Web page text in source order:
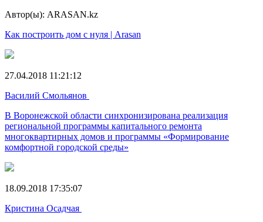
Автор(ы): ARASAN.kz
Как построить дом с нуля | Arasan
27.04.2018 11:21:12
Василий Смольянов
В Воронежской области синхронизирована реализация
региональной программы капитального ремонта
многоквартирных домов и программы «Формирование
комфортной городской среды»
18.09.2018 17:35:07
Кристина Осадчая